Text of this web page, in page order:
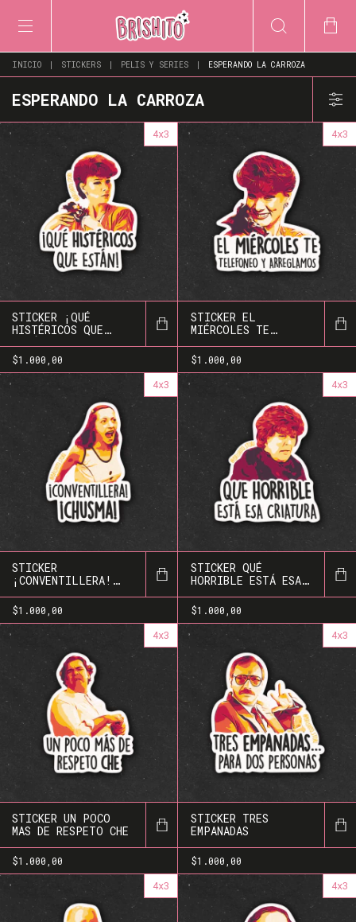
INICIO | STICKERS | PELIS Y SERIES | ESPERANDO LA CARROZA
ESPERANDO LA CARROZA
4x3
STICKER ¡QUÉ
HISTÉRICOS QUE
ESTÁN!
$1.000,00
4x3
STICKER EL
MIÉRCOLES TE
TELEFONEO Y
ARREGLAMOS
$1.000,00
4x3
STICKER
¡CONVENTILLERA!
¡CHUSMA!
$1.000,00
4x3
STICKER QUÉ
HORRIBLE ESTÁ ESA
CRIATURA
$1.000,00
4x3
STICKER UN POCO
MAS DE RESPETO CHE
$1.000,00
4x3
STICKER TRES
EMPANADAS
$1.000,00
4x3
4x3